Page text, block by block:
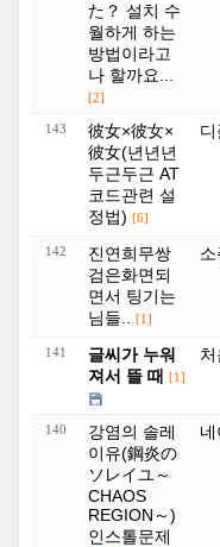
た？ 설치 수
월하게 하는
방법이라고
나 할까요...
[2]
143
彼女×彼女×
彼女(년년년
두근두근 AT
코드관련 설
정법) [6]
디
142
진연희무쌍
검은화면되
면서 팅기는
님들..
[1]
소
141
글씨가 누워
져서 뜰 때 [1]
140
강염의 솔레
이유(鋼炎の
ソレイユ～
CHAOS
REGION～)
인스톨문제
네